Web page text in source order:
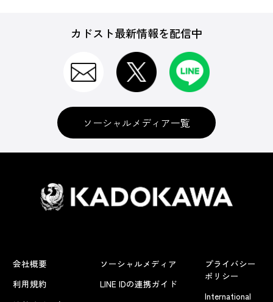
カドスト最新情報を配信中
ソーシャルメディア一覧
会社概要
利用規約
ソーシャルメディア
LINE IDの連携ガイド
プライバシー
ポリシー
International